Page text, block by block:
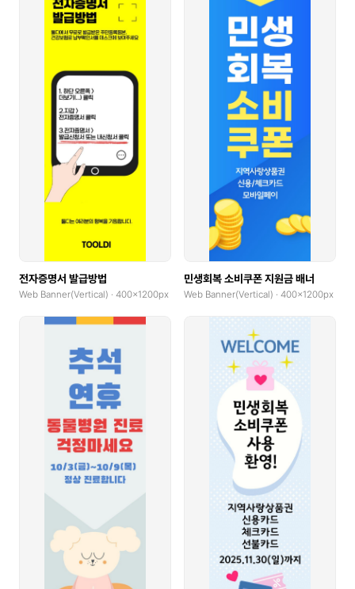
전자증명서 발급방법
Web Banner(Vertical) · 400x1200px
민생회복 소비쿠폰 지원금 배너
Web Banner(Vertical) · 400x1200px
Cover